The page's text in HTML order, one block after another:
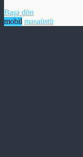
Başa dön
mobil masaüstü